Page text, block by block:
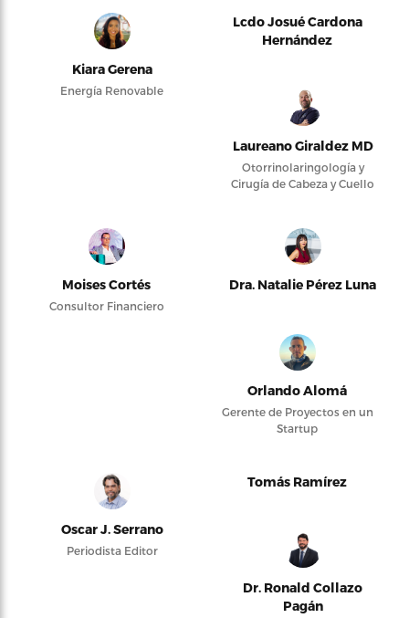
Kiara Gerena
Energía Renovable
Lcdo Josué Cardona
Hernández
Laureano Giraldez MD
Otorrinolaringología y
Cirugía de Cabeza y Cuello
Moises Cortés
Consultor Financiero
Dra. Natalie Pérez Luna
Orlando Alomá
Gerente de Proyectos en un
Startup
Oscar J. Serrano
Periodista Editor
Tomás Ramírez
Dr. Ronald Collazo
Pagán